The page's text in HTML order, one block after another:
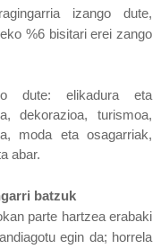
izango dute,
%6 bisitari erei zango
dute: elikadura eta
dekorazioa, turismoa,
moda eta osagarriak,
abar.
batzuk
parte hartzea erabaki
egin da; horrela